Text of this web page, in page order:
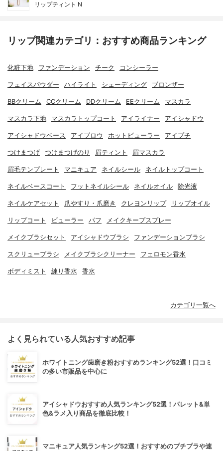
リップティント N
リップ関連カテゴリ：おすすめ商品ランキング
化粧下地 ファンデーション チーク コンシーラー
フェイスパウダー ハイライト シェーディング ブロンザー
BBクリーム CCクリーム DDクリーム EEクリーム マスカラ
マスカラ下地 マスカラトップコート アイライナー アイシャドウ
アイシャドウベース アイブロウ ホットビューラー アイプチ
つけまつげ つけまつげのり 眉ティント 眉マスカラ
眉毛テンプレート マニキュア ネイルシール ネイルトップコート
ネイルベースコート フットネイルシール ネイルオイル 除光液
ネイルケアセット 爪やすり・爪磨き クレヨンリップ リップオイル
リップコート ビューラー パフ メイクキープスプレー
メイクブラシセット アイシャドウブラシ ファンデーションブラシ
スクリューブラシ メイクブラシクリーナー フェロモン香水
ボディミスト 練り香水 香水
カテゴリ一覧へ
よく見られている人気おすすめ記事
ホワイトニング歯磨き粉おすすめランキング52選！口コミ
の多い市販品を中心に
アイシャドウおすすめ人気ランキング52選！パレット&単
色&ラメ入り商品を徹底比較！
マニキュア人気ランキング52選！おすすめのプチプラや速